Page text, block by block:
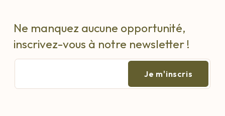
Ne manquez aucune opportunité,
inscrivez-vous à notre newsletter !